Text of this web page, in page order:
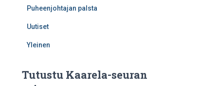
Puheenjohtajan palsta
Uutiset
Yleinen
Tutustu Kaarela-seuran